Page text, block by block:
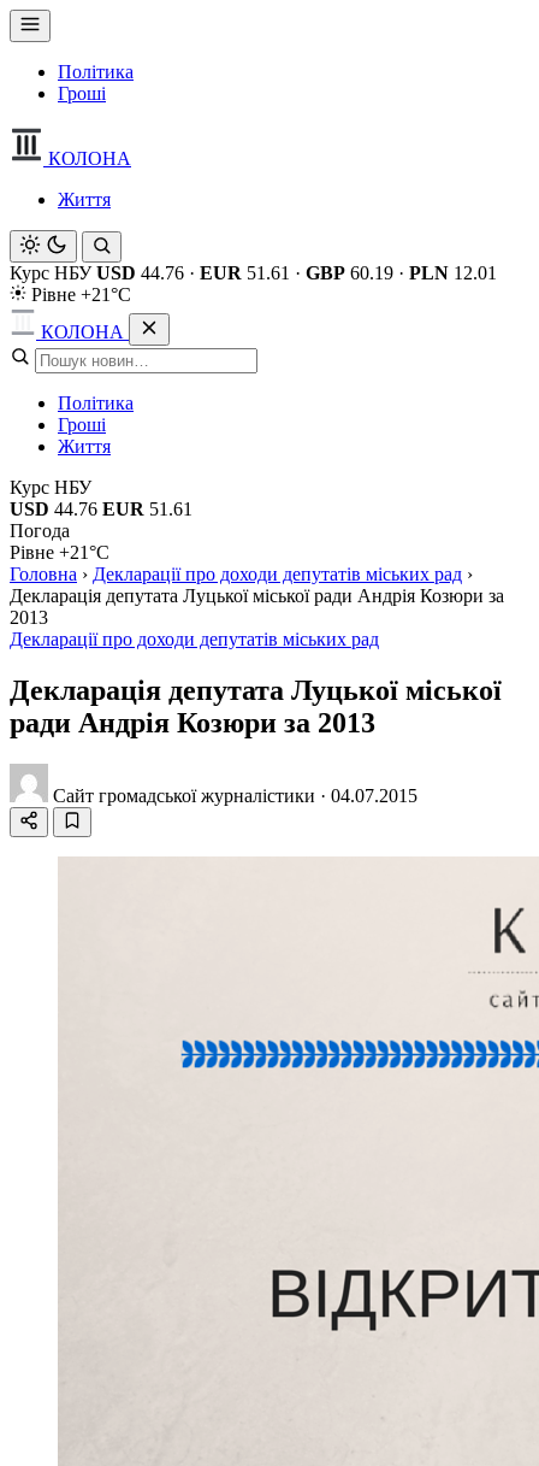
Політика
Гроші
КОЛОНА
Життя
Курс НБУ USD 44.76 · EUR 51.61 · GBP 60.19 · PLN 12.01
Рівне +21°C
КОЛОНА
Політика
Гроші
Життя
Курс НБУ
USD 44.76 EUR 51.61
Погода
Рівне +21°C
Головна › Декларації про доходи депутатів міських рад ›
Декларація депутата Луцької міської ради Андрія Козюри за
2013
Декларації про доходи депутатів міських рад
Декларація депутата Луцької міської
ради Андрія Козюри за 2013
Сайт громадської журналістики · 04.07.2015